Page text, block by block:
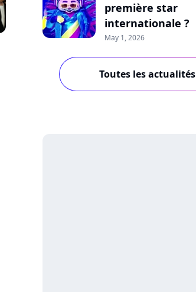
première star
internationale ?
May 1, 2026
Toutes les actualités